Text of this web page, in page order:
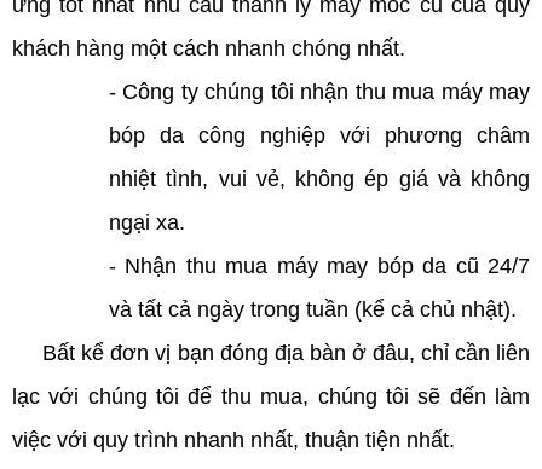
khách hàng một cách nhanh chóng nhất.
- Công ty chúng tôi nhận thu mua máy may
bóp da công nghiệp với phương châm
nhiệt tình, vui vẻ, không ép giá và không
ngại xa.
- Nhận thu mua máy may bóp da cũ 24/7
và tất cả ngày trong tuần (kể cả chủ nhật).
Bất kể đơn vị bạn đóng địa bàn ở đâu, chỉ cần liên
lạc với chúng tôi để thu mua, chúng tôi sẽ đến làm
việc với quy trình nhanh nhất, thuận tiện nhất.